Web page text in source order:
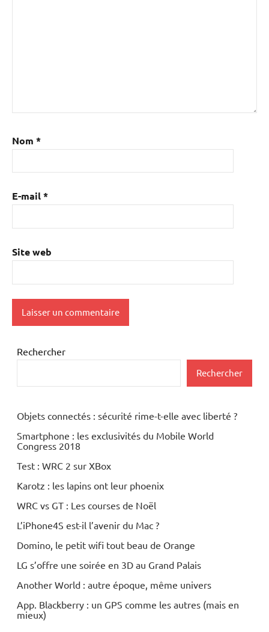
Nom *
E-mail*
Site web
Rechercher
Rechercher
Objets connectés : sécurité rime-t-elle avec liberté ?
Smartphone : les exclusivités du Mobile World
Congress 2018
Test : WRC 2 sur XBox
Karotz : les lapins ont leur phoenix
WRC vs GT : Les courses de Noël
L’iPhone4S est-il l’avenir du Mac ?
Domino, le petit wifi tout beau de Orange
LG s’offre une soirée en 3D au Grand Palais
Another World : autre époque, même univers
App. Blackberry : un GPS comme les autres (mais en
mieux)